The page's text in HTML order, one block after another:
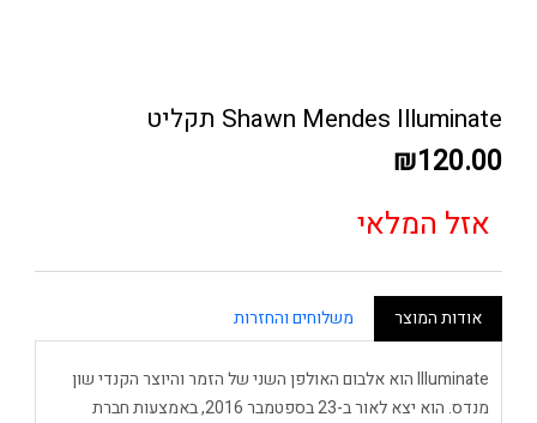
Shawn Mendes Illuminate תקליט
₪120.00
אזל המלאי
אודות המוצר משלוחים והחזרות
Illuminate הוא אלבום האולפן השני של הזמר והיוצר הקנדי שון
מנדס. הוא יצא לאור ב-23 בספטמבר 2016, באמצעות חברת